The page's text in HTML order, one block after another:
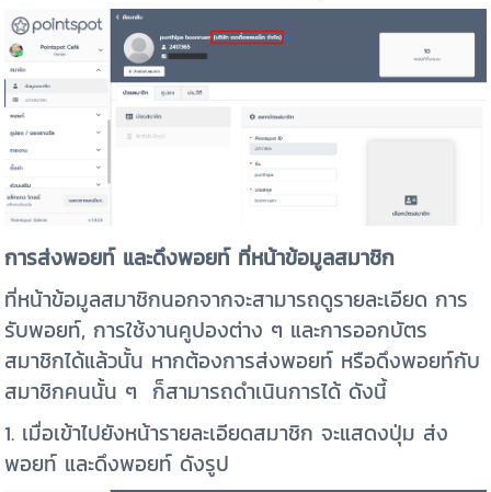
การส่งพอยท์ และดึงพอยท์ ที่หน้าข้อมูลสมาชิก
ที่หน้าข้อมูลสมาชิกนอกจากจะสามารถดูรายละเอียด การ
รับพอยท์, การใช้งานคูปองต่าง ๆ และการออกบัตร
สมาชิกได้แล้วนั้น หากต้องการส่งพอยท์ หรือดึงพอยท์กับ
สมาชิกคนนั้น ๆ ก็สามารถดำเนินการได้ ดังนี้
1. เมื่อเข้าไปยังหน้ารายละเอียดสมาชิก จะแสดงปุ่ม ส่ง
พอยท์ และดึงพอยท์ ดังรูป